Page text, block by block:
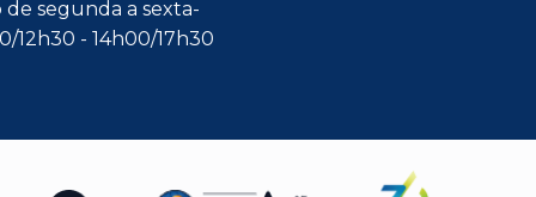
segunda a sexta-
12h30 - 14h00/17h30